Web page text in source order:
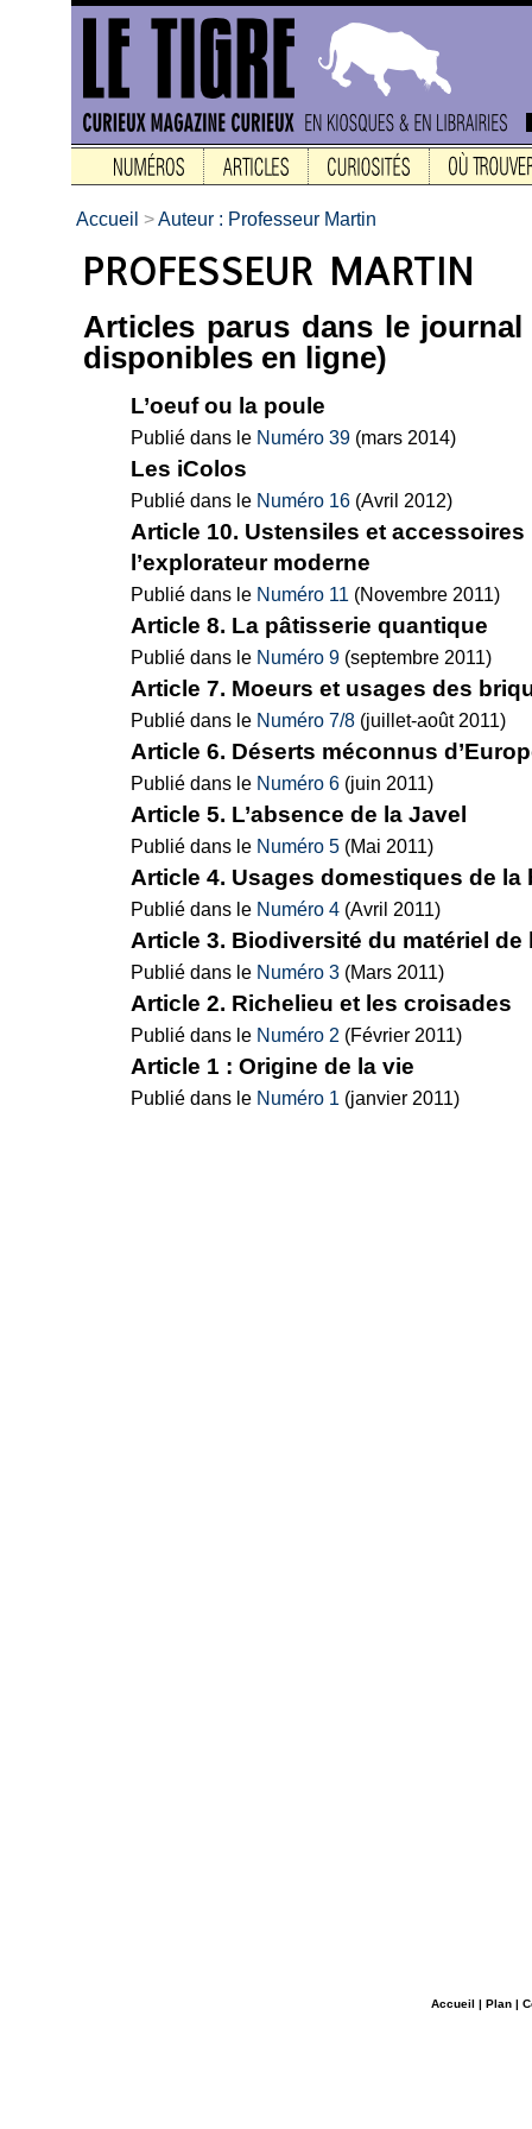
Accueil >Auteur : Professeur Martin
Articles parus dans le
disponibles en ligne)
L’oeuf ou la poule
Publié dans le Numéro 39 (mars 2014)
Les iColos
Publié dans le Numéro 16 (Avril 2012)
Article 10. Ustensiles et
l’explorateur moderne
Publié dans le Numéro 11 (Novembre 2011)
Article 8. La pâtisserie quantique
Publié dans le Numéro 9 (septembre 2011)
Article 7. Moeurs et usages des
Publié dans le Numéro 7/8 (juillet-août 2011)
Article 6. Déserts méconnus
Publié dans le Numéro 6 (juin 2011)
Article 5. L’absence de la Javel
Publié dans le Numéro 5 (Mai 2011)
Article 4. Usages domestiques de la
Publié dans le Numéro 4 (Avril 2011)
Article 3. Biodiversité du matériel de
Publié dans le Numéro 3 (Mars 2011)
Article 2. Richelieu et les croisades
Publié dans le Numéro 2 (Février 2011)
Article 1 : Origine de la vie
Publié dans le Numéro 1 (janvier 2011)
Accueil | Plan|